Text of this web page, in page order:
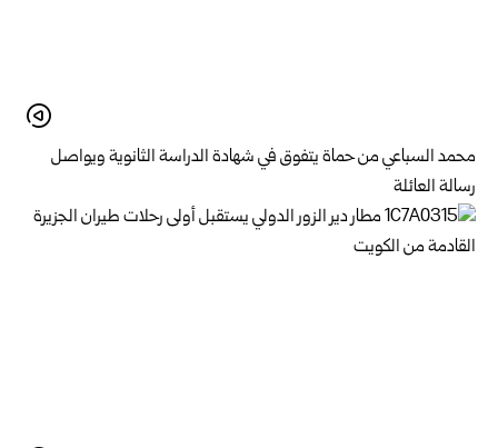
محمد السباعي من حماة يتفوق في شهادة الدراسة الثانوية ويواصل
رسالة العائلة